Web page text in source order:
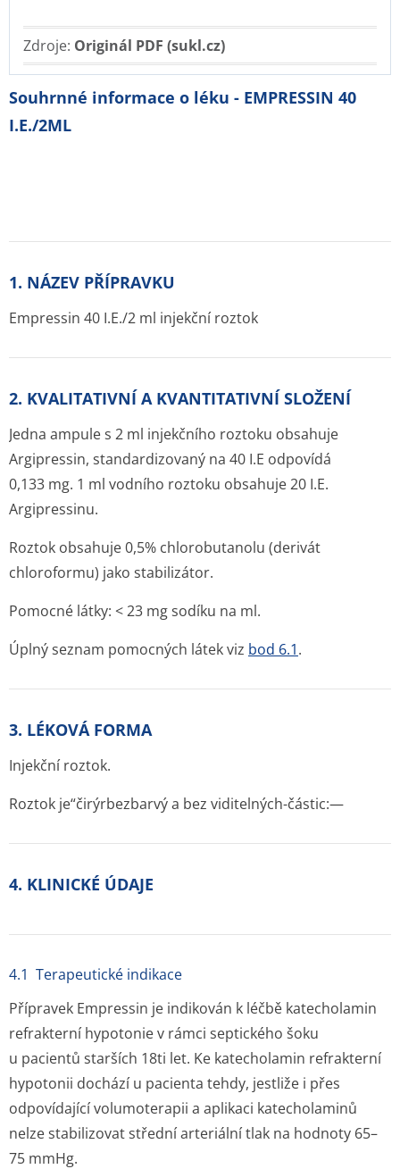
Zdroje: Originál PDF (sukl.cz)
Souhrnné informace o léku - EMPRESSIN 40
I.E./2ML
1. NÁZEV PŘÍPRAVKU
Empressin 40 I.E./2 ml injekční roztok
2. KVALITATIVNÍ A KVANTITATIVNÍ SLOŽENÍ
Jedna ampule s 2 ml injekčního roztoku obsahuje
Argipressin, standardizovaný na 40 I.E odpovídá
0,133 mg. 1 ml vodního roztoku obsahuje 20 I.E.
Argipressinu.
Roztok obsahuje 0,5% chlorobutanolu (derivát
chloroformu) jako stabilizátor.
Pomocné látky: < 23 mg sodíku na ml.
Úplný seznam pomocných látek viz bod 6.1.
3. LÉKOVÁ FORMA
Injekční roztok.
Roztok je“čirýrbezbarvý a bez viditelných-částic:—
4. KLINICKÉ ÚDAJE
4.1 Terapeutické indikace
Přípravek Empressin je indikován k léčbě katecholamin
refrakterní hypotonie v rámci septického šoku
u pacientů starších 18ti let. Ke katecholamin refrakterní
hypotonii dochází u pacienta tehdy, jestliže i přes
odpovídající volumoterapii a aplikaci katecholaminů
nelze stabilizovat střední arteriální tlak na hodnoty 65–
75 mmHg.